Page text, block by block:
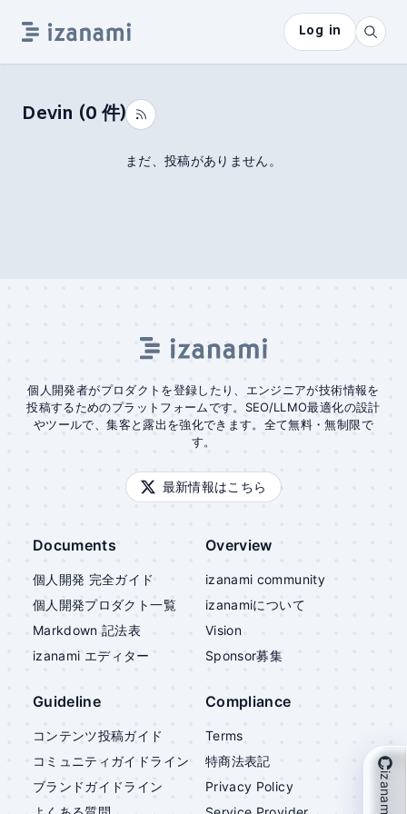
Log in
Devin (0 件)
まだ、投稿がありません。
個人開発者がプロダクトを登録したり、エンジニアが技術情報を
投稿するためのプラットフォームです。SEO/LLMO最適化の設計
やツールで、集客と露出を強化できます。全て無料・無制限で
す。
最新情報はこちら
Documents
個人開発 完全ガイド
個人開発プロダクト一覧
Markdown 記法表
izanami エディター
Overview
izanami community
izanamiについて
Vision
Sponsor募集
Guideline
コンテンツ投稿ガイド
コミュニティガイドライン
ブランドガイドライン
Compliance
Terms
特商法表記
Privacy Policy